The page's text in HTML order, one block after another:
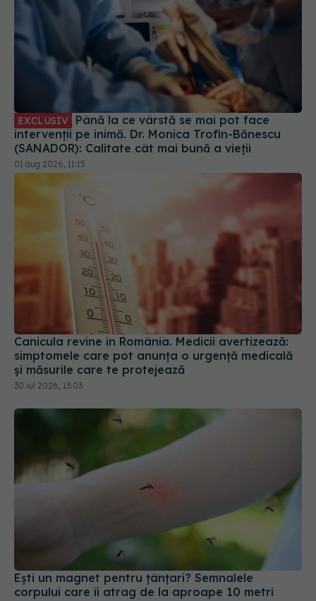
EXCLUSIV
intervenții pe inimă. Dr. Monica Trofin-Bănescu
(SANADOR): Calitate cât mai bună a vieții
01 aug 2026, 11:15
Canicula revine în România. Medicii avertizează:
simptomele care pot anunța o urgență medicală
și măsurile care te protejează
30 iul 2026, 13:03
Ești un magnet pentru țânțari? Semnalele
corpului care îi atrag de la aproape 10 metri